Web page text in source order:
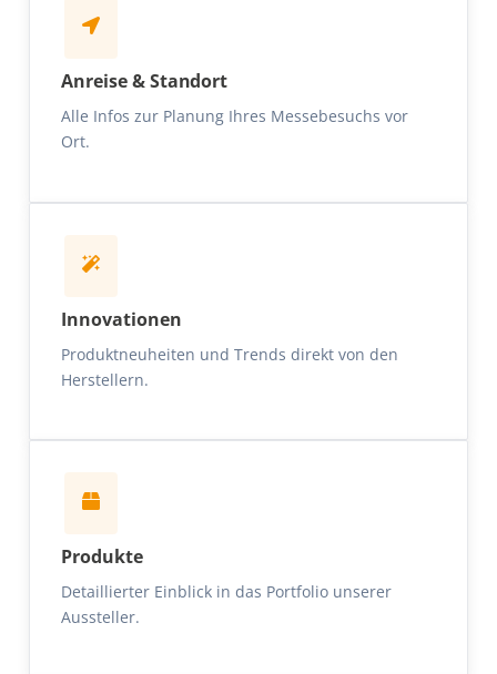
Anreise & Standort
Alle Infos zur Planung Ihres Messebesuchs vor
Ort.
Innovationen
Produktneuheiten und Trends direkt von den
Herstellern.
Produkte
Detaillierter Einblick in das Portfolio unserer
Aussteller.